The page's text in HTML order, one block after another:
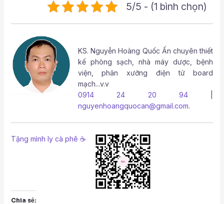
5/5 - (1 bình chọn)
KS. Nguyễn Hoàng Quốc Ấnchuyên thiết
kế phòng sạch, nhà máy dược, bệnh
viện, phân xưởng điện tử board
mạch...v.v
0914 24 20 94|
nguyenhoangquocan@gmail.com.
Tặng mình ly cà phê ☕
Chia sẻ: